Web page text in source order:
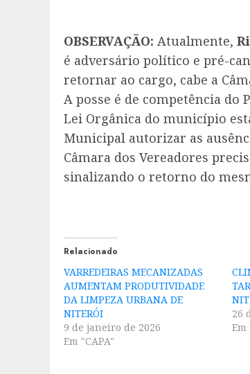
OBSERVAÇÃO: Atualmente,
é adversário político e pré-
retornar ao cargo, cabe a
A posse é de competência
Lei Orgânica do município
Municipal autorizar as
Câmara dos Vereadores
sinalizando o retorno do
Relacionado
VARREDEIRAS MECANIZADAS
AUMENTAM PRODUTIVIDADE
DA LIMPEZA URBANA DE
NITERÓI
9 de janeiro de 2026
Em "CAPA"
26
Em